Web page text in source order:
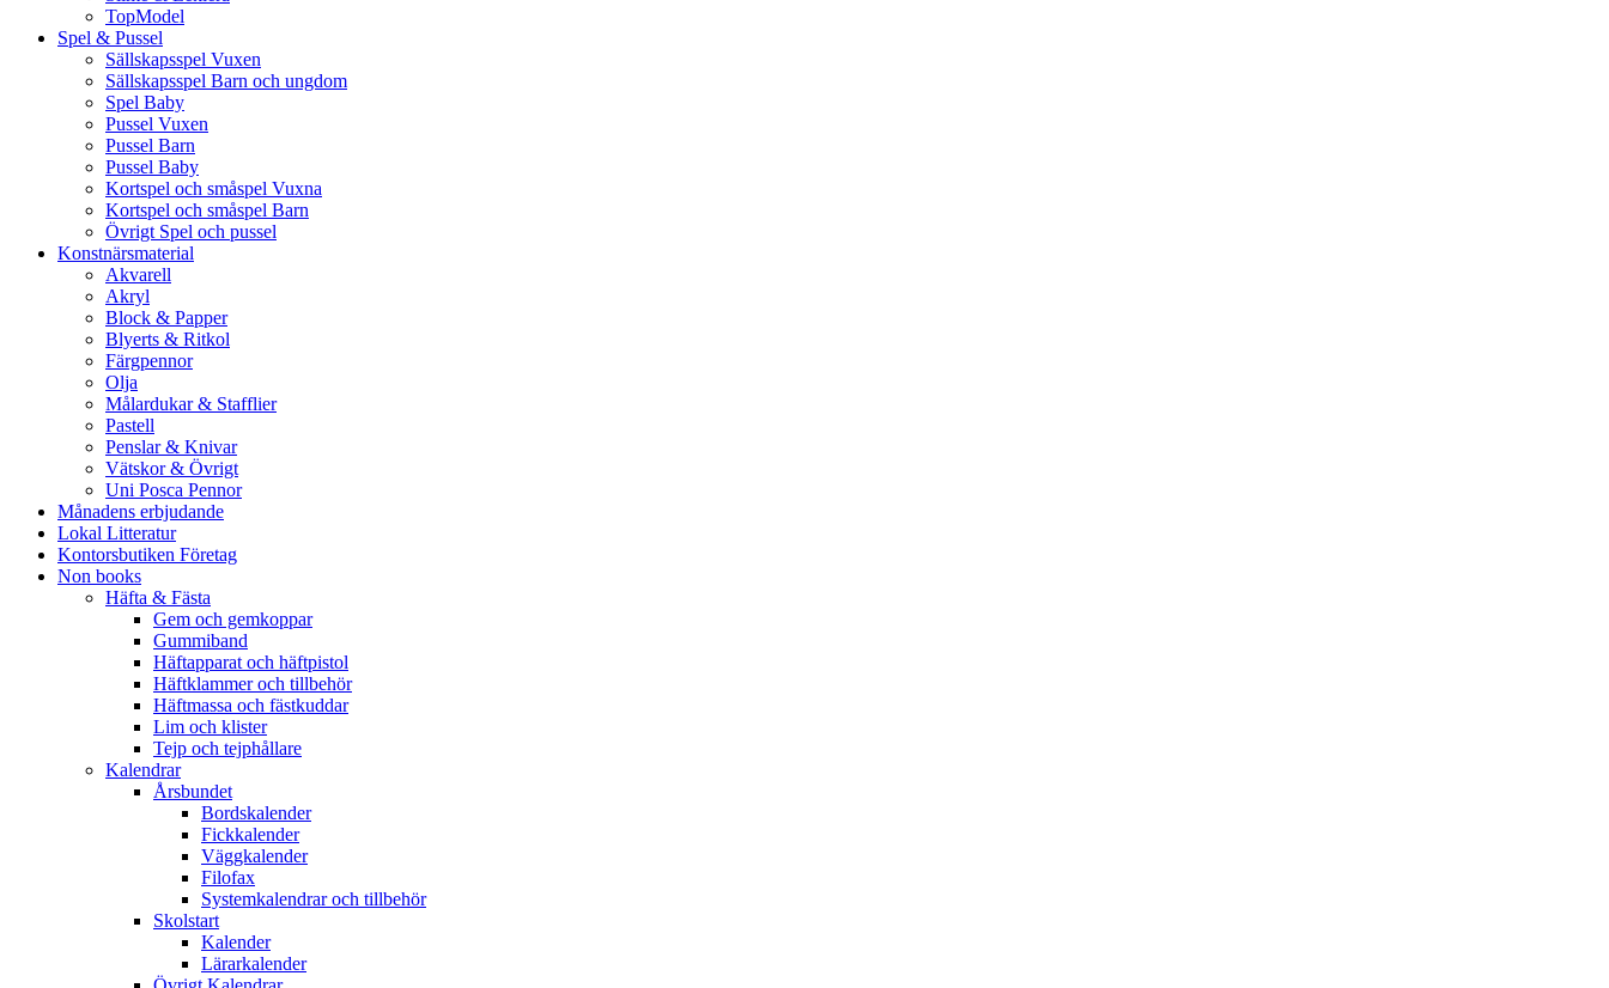
TopModel
Spel & Pussel
Sällskapsspel Vuxen
Sällskapsspel Barn och ungdom
Spel Baby
Pussel Vuxen
Pussel Barn
Pussel Baby
Kortspel och småspel Vuxna
Kortspel och småspel Barn
Övrigt Spel och pussel
Konstnärsmaterial
Akvarell
Akryl
Block & Papper
Blyerts & Ritkol
Färgpennor
Olja
Målardukar & Stafflier
Pastell
Penslar & Knivar
Vätskor & Övrigt
Uni Posca Pennor
Månadens erbjudande
Lokal Litteratur
Kontorsbutiken Företag
Non books
Häfta & Fästa
Gem och gemkoppar
Gummiband
Häftapparat och häftpistol
Häftklammer och tillbehör
Häftmassa och fästkuddar
Lim och klister
Tejp och tejphållare
Kalendrar
Årsbundet
Bordskalender
Fickkalender
Väggkalender
Filofax
Systemkalendrar och tillbehör
Skolstart
Kalender
Lärarkalender